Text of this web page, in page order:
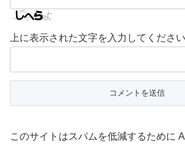
上に表示された文字を入力してください
このサイトはスパムを低減するために